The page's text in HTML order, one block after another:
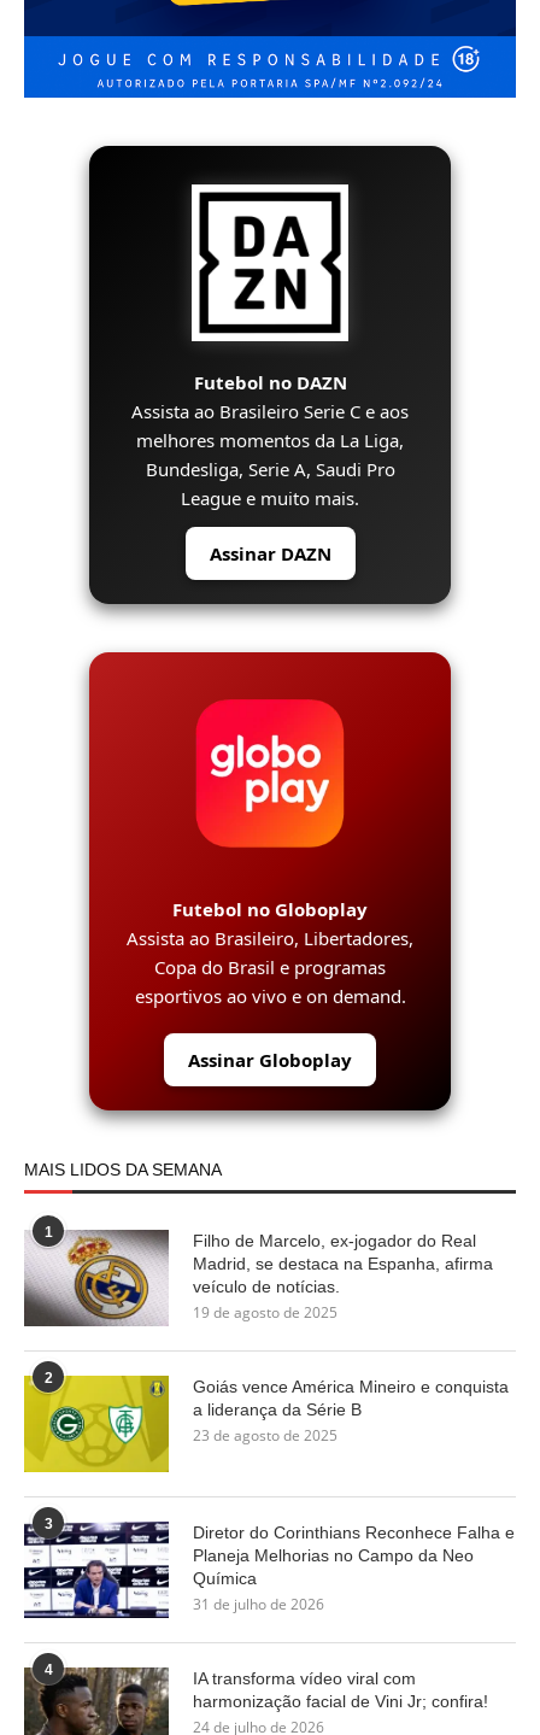
Futebol no DAZN
Assista ao Brasileiro Serie C e aos
melhores momentos da La Liga,
Bundesliga, Serie A, Saudi Pro
League e muito mais.
Assinar DAZN
Futebol no Globoplay
Assista ao Brasileiro, Libertadores,
Copa do Brasil e programas
esportivos ao vivo e on demand.
Assinar Globoplay
MAIS LIDOS DA SEMANA
1
Filho de Marcelo, ex-jogador do Real
Madrid, se destaca na Espanha, afirma
veículo de notícias.
19 de agosto de 2025
2
Goiás vence América Mineiro e conquista
a liderança da Série B
23 de agosto de 2025
3
Diretor do Corinthians Reconhece Falha e
Planeja Melhorias no Campo da Neo
Química
31 de julho de 2026
4
IA transforma vídeo viral com
harmonização facial de Vini Jr; confira!
24 de julho de 2026